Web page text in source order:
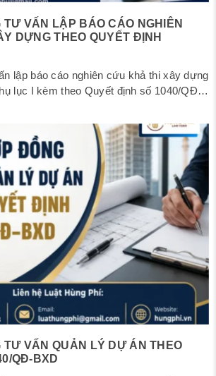
TƯ VẤN LẬP BÁO CÁO NGHIÊN
DỰNG THEO QUYẾT ĐỊNH
lập báo cáo nghiên cứu khả thi xây dựng
lục I kèm theo Quyết định số 1040/QĐ-
xây dựng. Trong bài viết dưới đây, Luật
Mẫu...
TƯ VẤN QUẢN LÝ DỰ ÁN THEO
QĐ-BXD